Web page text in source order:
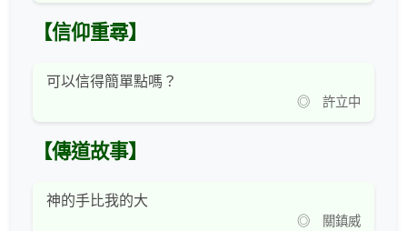
【信仰重尋】
可以信得簡單點嗎？
◎ 許立中
【傳道故事】
神的手比我的大
◎ 關鎮威